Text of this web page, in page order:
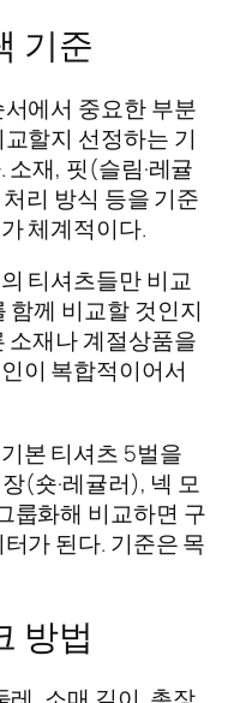
기준
에서 중요한 부분
할지 선정하는 기
재, 핏(슬림·레귤
리 방식 등을 기준
체계적이다.
티셔츠들만 비교
함께 비교할 것인지
소재나 계절상품을
이 복합적이어서
본 티셔츠 5벌을
(숏·레귤러), 넥 모
룹화해 비교하면 구
가 된다. 기준은 목
방법